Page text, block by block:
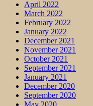
April 2022
March 2022
February 2022
January 2022
December 2021
November 2021
October 2021
September 2021
January 2021
December 2020
September 2020
May 2020